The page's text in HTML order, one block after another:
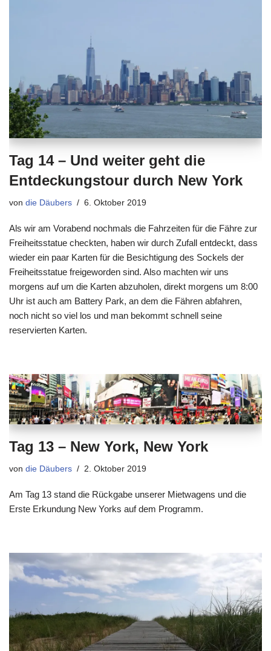
Tag 14 – Und weiter geht die
Entdeckungstour durch New York
von die Däubers 6. Oktober 2019
Als wir am Vorabend nochmals die Fahrzeiten für die Fähre zur
Freiheitsstatue checkten, haben wir durch Zufall entdeckt, dass
wieder ein paar Karten für die Besichtigung des Sockels der
Freiheitsstatue freigeworden sind. Also machten wir uns
morgens auf um die Karten abzuholen, direkt morgens um 8:00
Uhr ist auch am Battery Park, an dem die Fähren abfahren,
noch nicht so viel los und man bekommt schnell seine
reservierten Karten.
Tag 13 – New York, New York
von die Däubers 2. Oktober 2019
Am Tag 13 stand die Rückgabe unserer Mietwagens und die
Erste Erkundung New Yorks auf dem Programm.